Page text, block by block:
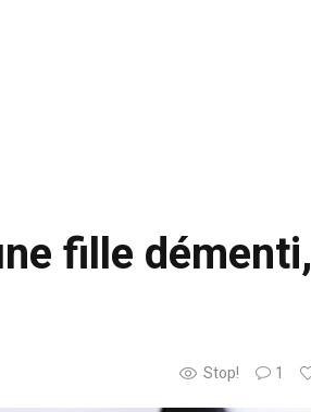
fille démenti,
Stop! 1